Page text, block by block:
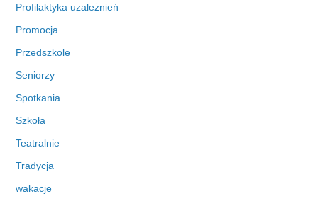
Profilaktyka uzależnień
Promocja
Przedszkole
Seniorzy
Spotkania
Szkoła
Teatralnie
Tradycja
wakacje